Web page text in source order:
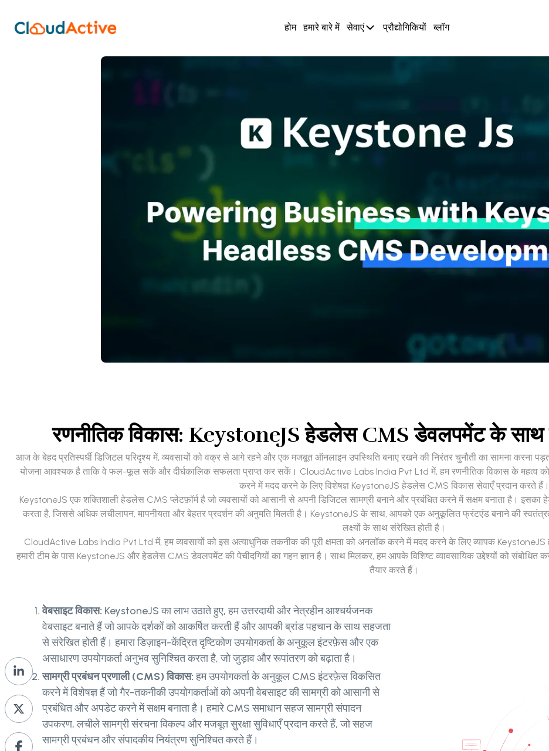
होम हमारे बारे में सेवाएं प्रौद्योगिकियों ब्लॉग
रणनीतिक विकास: KeystoneJS हेडलेस CMS डेवलपमेंट के साथ
आज के बेहद प्रतिस्पर्धी डिजिटल परिदृश्य में, व्यवसायों को वक्र से आगे रहने और एक मजबूत ऑनलाइन उपस्थिति बनाए रखने की निरंतर चुनौती का सामना करना
योजना आवश्यक है ताकि वे फल-फूल सकें और दीर्घकालिक सफलता प्राप्त कर सकें। CloudActive Labs India Pvt Ltd में, हम रणनीतिक विकास के महत्व को
करने में मदद करने के लिए विशेषज्ञ KeystoneJS हेडलेस CMS विकास सेवाएँ प्रदान करते हैं।
KeystoneJS एक शक्तिशाली हेडलेस CMS प्लेटफ़ॉर्म है जो व्यवसायों को आसानी से अपनी डिजिटल सामग्री बनाने और प्रबंधित करने में सक्षम बनाता है।
करता है, जिससे अधिक लचीलापन, मापनीयता और बेहतर प्रदर्शन की अनुमति मिलती है। KeystoneJS के साथ, आपको एक अनुकूलित फ्रंटएंड बनाने की
लक्ष्यों के साथ संरेखित होती है।
CloudActive Labs India Pvt Ltd में, हम व्यवसायों को इस अत्याधुनिक तकनीक की पूरी क्षमता को अनलॉक करने में मदद करने के लिए व्यापक
हमारी टीम के पास KeystoneJS और हेडलेस CMS डेवलपमेंट की पेचीदगियों का गहन ज्ञान है। साथ मिलकर, हम आपके विशिष्ट व्यावसायिक उद्देश्यों को संबोधित
तैयार करते हैं।
वेबसाइट विकास: KeystoneJS का लाभ उठाते हुए, हम उत्तरदायी और नेत्रहीन आश्चर्यजनक
वेबसाइट बनाते हैं जो आपके दर्शकों को आकर्षित करती हैं और आपकी ब्रांड पहचान के साथ सहजता
से संरेखित होती हैं। हमारा डिज़ाइन-केंद्रित दृष्टिकोण उपयोगकर्ता के अनुकूल इंटरफ़ेस और एक
असाधारण उपयोगकर्ता अनुभव सुनिश्चित करता है, जो जुड़ाव और रूपांतरण को बढ़ाता है।
सामग्री प्रबंधन प्रणाली (CMS) विकास:हम उपयोगकर्ता के अनुकूल CMS इंटरफ़ेस विकसित
करने में विशेषज्ञ हैं जो गैर-तकनीकी उपयोगकर्ताओं को अपनी वेबसाइट की सामग्री को आसानी से
प्रबंधित और अपडेट करने में सक्षम बनाता है। हमारे CMS समाधान सहज सामग्री संपादन
उपकरण, लचीले सामग्री संरचना विकल्प और मजबूत सुरक्षा सुविधाएँ प्रदान करते हैं, जो सहज
सामग्री प्रबंधन और संपादकीय नियंत्रण सुनिश्चित करते हैं।